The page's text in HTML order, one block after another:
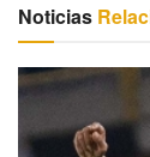
Noticias